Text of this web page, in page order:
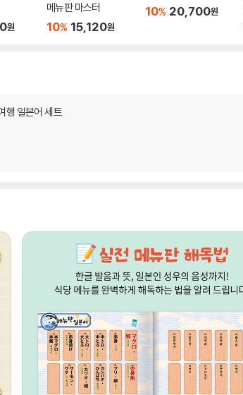
원
메뉴판 마스터
10% 15,120원
10% 20,700원
행 일본어 세트